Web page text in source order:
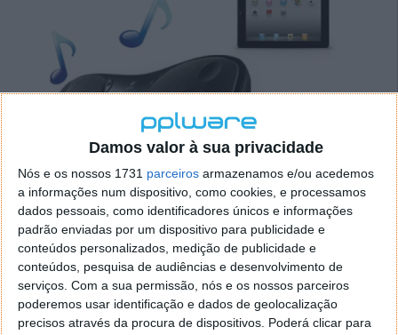
Damos valor à sua privacidade
Nós e os nossos 1731 parceiros armazenamos e/ou acedemos
a informações num dispositivo, como cookies, e processamos
dados pessoais, como identificadores únicos e informações
padrão enviadas por um dispositivo para publicidade e
conteúdos personalizados, medição de publicidade e
conteúdos, pesquisa de audiências e desenvolvimento de
serviços. Com a sua permissão, nós e os nossos parceiros
poderemos usar identificação e dados de geolocalização
precisos através da procura de dispositivos. Poderá clicar para
Logitech Wireless Boombox for iPad
Na cozinha foi possível ver e testar as qualidades das
duas docks para iPad da Logitech, a AV Stand e a
Speaker Stand.